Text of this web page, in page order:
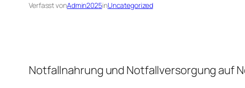
Verfasst vonAdmin2025inUncategorized
Notfallnahrung und Notfallversorgung auf